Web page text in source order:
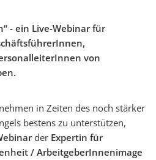
- ein Live-Webinar für
von
in Zeiten des noch stärker
bestens zu unterstützen,
der Expertin für
/ ArbeitgeberInnenimage